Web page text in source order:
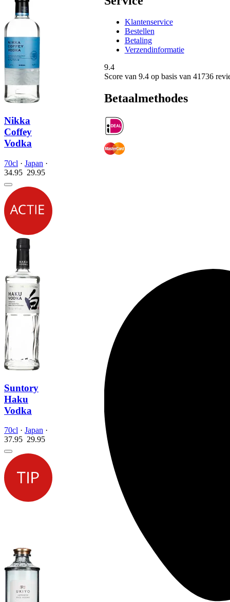
Nikka
Coffey
Vodka
70cl · Japan ·
34.95 29.95
Suntory
Haku
Vodka
70cl · Japan ·
37.95 29.95
Klantenservice
Bestellen
Betaling
Verzendinformatie
9.4
Score van 9.4op basis van 41736
Betaalmethodes